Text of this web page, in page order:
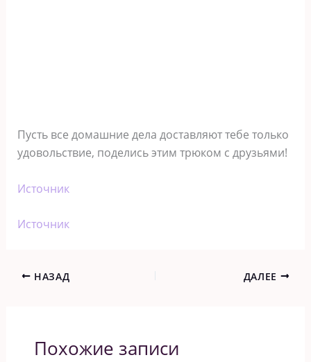
Пусть все домашние дела доставляют тебе только
удовольствие, поделись этим трюком с друзьями!
Источник
Источник
НАЗАД ДАЛЕЕ
Похожие записи